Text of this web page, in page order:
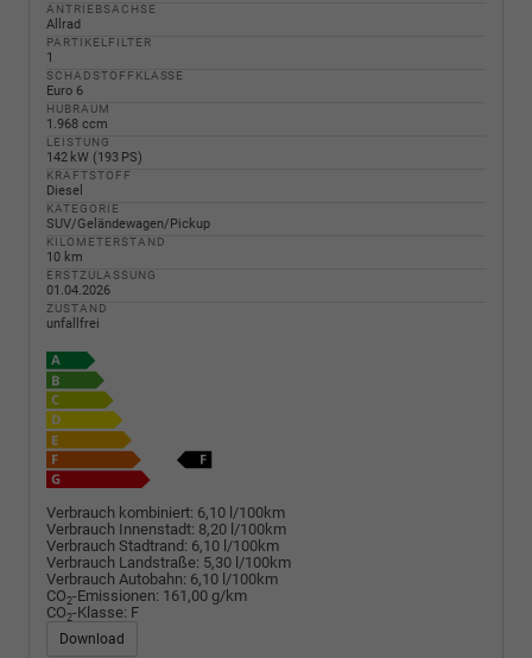
ANTRIEBSACHSE
Allrad
PARTIKELFILTER
1
SCHADSTOFFKLASSE
Euro 6
HUBRAUM
1.968 ccm
LEISTUNG
142 kW (193 PS)
KRAFTSTOFF
Diesel
KATEGORIE
SUV/Geländewagen/Pickup
KILOMETERSTAND
10 km
ERSTZULASSUNG
01.04.2026
ZUSTAND
unfallfrei
Verbrauch kombiniert: 6,10 l/100km
Verbrauch Innenstadt: 8,20 l/100km
Verbrauch Stadtrand: 6,10 l/100km
Verbrauch Landstraße: 5,30 l/100km
Verbrauch Autobahn: 6,10 l/100km
CO2-Emissionen: 161,00 g/km
CO2-Klasse: F
Download